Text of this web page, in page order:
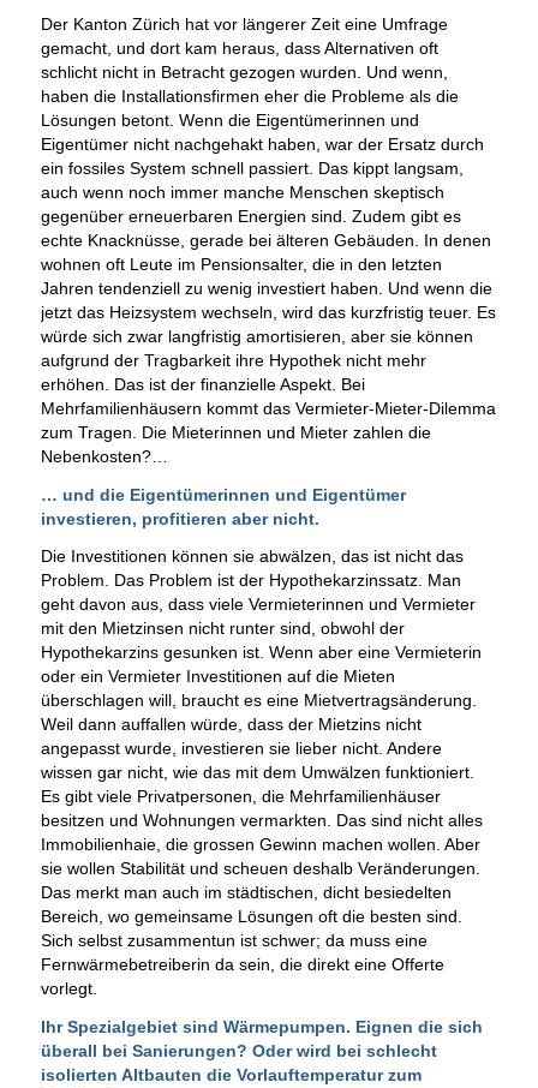
Der Kanton Zürich hat vor längerer Zeit eine Umfrage
gemacht, und dort kam heraus, dass Alternativen oft
schlicht nicht in Betracht gezogen wurden. Und wenn,
haben die Installationsfirmen eher die Probleme als die
Lösungen betont. Wenn die Eigentümerinnen und
Eigentümer nicht nachgehakt haben, war der Ersatz durch
ein fossiles System schnell passiert. Das kippt langsam,
auch wenn noch immer manche Menschen skeptisch
gegenüber erneuerbaren Energien sind. Zudem gibt es
echte Knacknüsse, gerade bei älteren Gebäuden. In denen
wohnen oft Leute im Pensionsalter, die in den letzten
Jahren tendenziell zu wenig investiert haben. Und wenn die
jetzt das Heizsystem wechseln, wird das kurzfristig teuer. Es
würde sich zwar langfristig amortisieren, aber sie können
aufgrund der Tragbarkeit ihre Hypothek nicht mehr
erhöhen. Das ist der finanzielle Aspekt. Bei
Mehrfamilienhäusern kommt das Vermieter-Mieter-Dilemma
zum Tragen. Die Mieterinnen und Mieter zahlen die
Nebenkosten?…
… und die Eigentümerinnen und Eigentümer
investieren, profitieren aber nicht.
Die Investitionen können sie abwälzen, das ist nicht das
Problem. Das Problem ist der Hypothekarzinssatz. Man
geht davon aus, dass viele Vermieterinnen und Vermieter
mit den Mietzinsen nicht runter sind, obwohl der
Hypothekarzins gesunken ist. Wenn aber eine Vermieterin
oder ein Vermieter Investitionen auf die Mieten
überschlagen will, braucht es eine Mietvertragsänderung.
Weil dann auffallen würde, dass der Mietzins nicht
angepasst wurde, investieren sie lieber nicht. Andere
wissen gar nicht, wie das mit dem Umwälzen funktioniert.
Es gibt viele Privatpersonen, die Mehrfamilienhäuser
besitzen und Wohnungen vermarkten. Das sind nicht alles
Immobilienhaie, die grossen Gewinn machen wollen. Aber
sie wollen Stabilität und scheuen deshalb Veränderungen.
Das merkt man auch im städtischen, dicht besiedelten
Bereich, wo gemeinsame Lösungen oft die besten sind.
Sich selbst zusammentun ist schwer; da muss eine
Fernwärmebetreiberin da sein, die direkt eine Offerte
vorlegt.
Ihr Spezialgebiet sind Wärmepumpen. Eignen die sich
überall bei Sanierungen? Oder wird bei schlecht
isolierten Altbauten die Vorlauftemperatur zum